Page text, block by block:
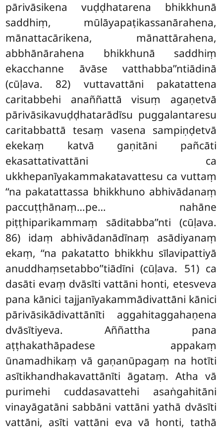
pārivāsikena vuḍḍhatarena bhikkhunā
saddhiṃ, mūlāyapaṭikassanārahena,
mānattacārikena, mānattārahena,
abbhānārahena bhikkhunā saddhiṃ
ekacchanne āvāse vatthabba’’ntiādinā
(cūḷava. 82) vuttavattāni pakatattena
caritabbehi anaññattā visuṃ agaṇetvā
pārivāsikavuḍḍhatarādīsu puggalantaresu
caritabbattā tesaṃ vasena sampiṇḍetvā
ekekaṃ katvā gaṇitāni pañcāti
ekasattativattāni ca
ukkhepanīyakammakatavattesu ca vuttaṃ
‘‘na pakatattassa bhikkhuno abhivādanaṃ
paccuṭṭhānaṃ…pe… nahāne
piṭṭhiparikammaṃ sāditabba’’nti (cūḷava.
86) idaṃ abhivādanādīnaṃ asādiyanaṃ
ekaṃ, ‘‘na pakatatto bhikkhu sīlavipattiyā
anuddhaṃsetabbo’’tiādīni (cūḷava. 51) ca
dasāti evaṃ dvāsīti vattāni honti, etesveva
pana kānici tajjanīyakammādivattāni kānici
pārivāsikādivattānīti aggahitaggahaṇena
dvāsītiyeva. Aññattha pana
aṭṭhakathāpadese appakaṃ
ūnamadhikaṃ vā gaṇanūpagaṃ na hotīti
asītikhandhakavattānīti āgataṃ. Atha vā
purimehi cuddasavattehi asaṅgahitāni
vinayāgatāni sabbāni vattāni yathā dvāsīti
vattāni, asīti vattāni eva vā honti, tathā